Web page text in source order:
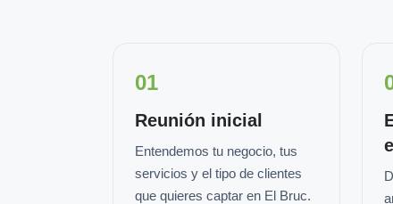
01
Reunión inicial
Entendemos tu negocio, tus
servicios y el tipo de clientes
que quieres captar en El Bruc.